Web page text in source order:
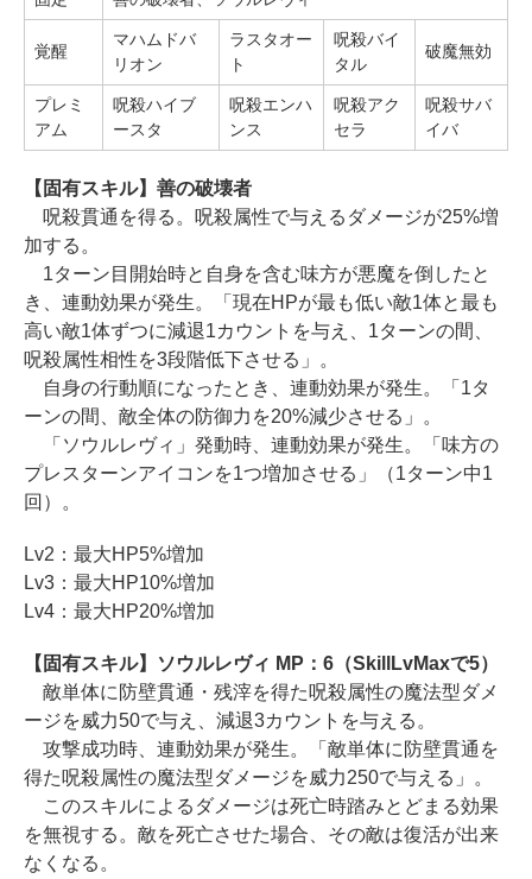
覚醒
マハムドバ
リオン
ラスタオー
ト
呪殺バイ
タル
破魔無効
プレミ
アム
呪殺ハイブ
ースタ
呪殺エンハ
ンス
呪殺アク
セラ
呪殺サバ
イバ
【固有スキル】善の破壊者
呪殺貫通を得る。呪殺属性で与えるダメージが25%増
加する。
1ターン目開始時と自身を含む味方が悪魔を倒したと
き、連動効果が発生。「現在HPが最も低い敵1体と最も
高い敵1体ずつに減退1カウントを与え、1ターンの間、
呪殺属性相性を3段階低下させる」。
自身の行動順になったとき、連動効果が発生。「1タ
ーンの間、敵全体の防御力を20%減少させる」。
「ソウルレヴィ」発動時、連動効果が発生。「味方の
プレスターンアイコンを1つ増加させる」（1ターン中1
回）。
Lv2：最大HP5%増加
Lv3：最大HP10%増加
Lv4：最大HP20%増加
【固有スキル】ソウルレヴィ MP：6（SkillLvMaxで5）
敵単体に防壁貫通・残滓を得た呪殺属性の魔法型ダメ
ージを威力50で与え、減退3カウントを与える。
攻撃成功時、連動効果が発生。「敵単体に防壁貫通を
得た呪殺属性の魔法型ダメージを威力250で与える」。
このスキルによるダメージは死亡時踏みとどまる効果
を無視する。敵を死亡させた場合、その敵は復活が出来
なくなる。